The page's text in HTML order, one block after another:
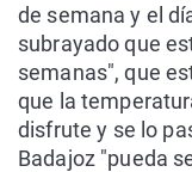
de semana y el
subrayado que
semanas", que
que la
disfrute y se lo
Badajoz "pueda